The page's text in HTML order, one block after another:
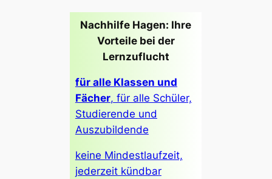
Nachhilfe Hagen: Ihre
Vorteile bei der
Lernzuflucht
für alle Klassen und
Fächer, für alle Schüler,
Studierende und
Auszubildende
keine Mindestlaufzeit,
jederzeit kündbar